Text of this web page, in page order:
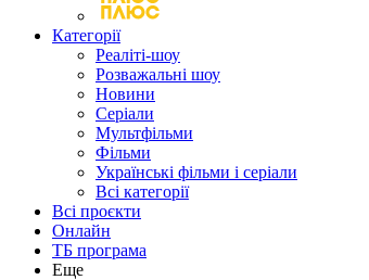
Категорії
Реаліті-шоу
Розважальні шоу
Новини
Серіали
Мультфільми
Фільми
Українські фільми і серіали
Всі категорії
Всі проєкти
Онлайн
ТБ програма
Еще